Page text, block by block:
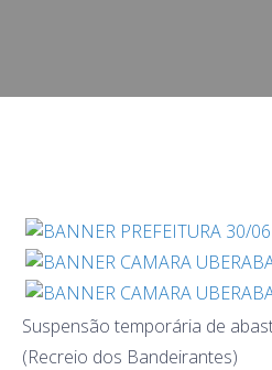
Suspensão temporária de
(Recreio dos Bandeirantes)